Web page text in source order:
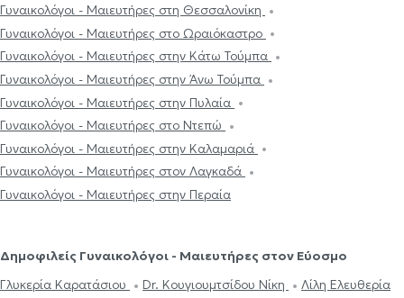
Γυναικολόγοι - Μαιευτήρες στη Θεσσαλονίκη
Γυναικολόγοι - Μαιευτήρες στο Ωραιόκαστρο
Γυναικολόγοι - Μαιευτήρες στην Κάτω Τούμπα
Γυναικολόγοι - Μαιευτήρες στην Άνω Τούμπα
Γυναικολόγοι - Μαιευτήρες στην Πυλαία
Γυναικολόγοι - Μαιευτήρες στο Ντεπώ
Γυναικολόγοι - Μαιευτήρες στην Καλαμαριά
Γυναικολόγοι - Μαιευτήρες στον Λαγκαδά
Γυναικολόγοι - Μαιευτήρες στην Περαία
Δημοφιλείς Γυναικολόγοι - Μαιευτήρες στον Εύοσμο
Γλυκερία Καρατάσιου
Dr. Κουγιουμτσίδου Νίκη Λίλη Ελευθερία